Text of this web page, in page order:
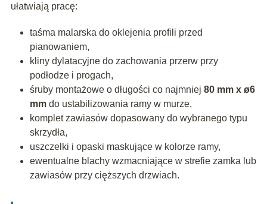
ułatwiają pracę:
taśma malarska do oklejenia profili przed
pianowaniem,
kliny dylatacyjne do zachowania przerw przy
podłodze i progach,
śruby montażowe o długości co najmniej 80 mm x ø6
mmdo ustabilizowania ramy w murze,
komplet zawiasówdopasowany do wybranego typu
skrzydła,
uszczelki i opaski maskujące w kolorze ramy,
ewentualne blachy wzmacniające w strefie zamka lub
zawiasów przy cięższych drzwiach.